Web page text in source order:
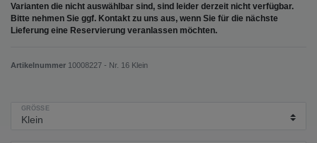
Varianten die nicht auswählbar sind, sind leider derzeit nicht verfügbar.
Bitte nehmen Sie ggf. Kontakt zu uns aus, wenn Sie für die nächste
Lieferung eine Reservierung veranlassen möchten.
Artikelnummer 10008227 - Nr. 16 Klein
GRÖSSE